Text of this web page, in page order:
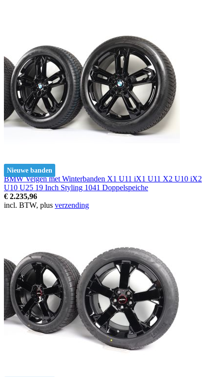
Nieuwe banden
BMW Velgen met Winterbanden X1 U11 iX1 U11 X2 U10 iX2
U10 U25 19 Inch Styling 1041 Doppelspeiche
€ 2.235,96
incl. BTW, plus verzending